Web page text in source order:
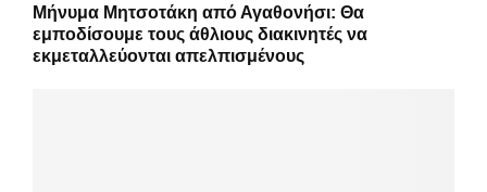
Μήνυμα Μητσοτάκη από Αγαθονήσι: Θα
εμποδίσουμε τους άθλιους διακινητές να
εκμεταλλεύονται απελπισμένους